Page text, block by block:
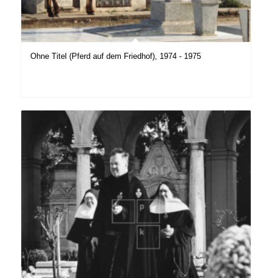
Ohne Titel (Pferd auf dem Friedhof), 1974 - 1975